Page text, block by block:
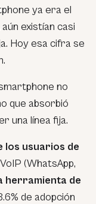
ya era el
existían casi
Hoy esa cifra se
no
que absorbió
una línea fija.
los usuarios de
(WhatsApp,
herramienta de
de adopción